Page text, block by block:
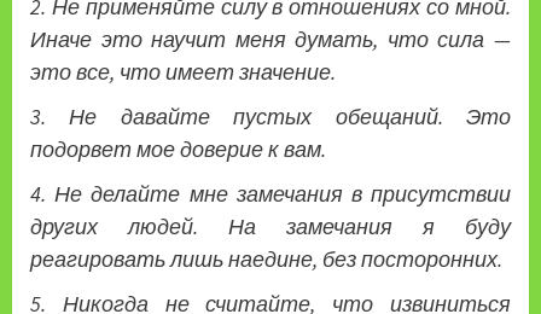
2. Не применяйте силу в отношениях со мной.
Иначе это научит меня думать, что сила —
это все, что имеет значение.
3. Не давайте пустых обещаний. Это
подорвет мое доверие к вам.
4. Не делайте мне замечания в присутствии
других людей. На замечания я буду
реагировать лишь наедине, без посторонних.
5. Никогда не считайте, что извиниться